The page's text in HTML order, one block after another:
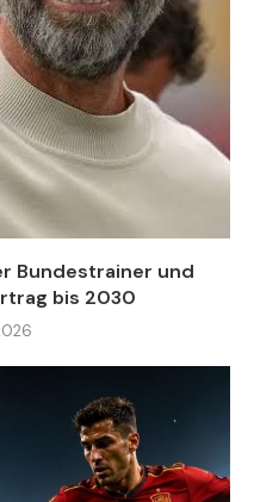
Bundestrainer und
bis 2030